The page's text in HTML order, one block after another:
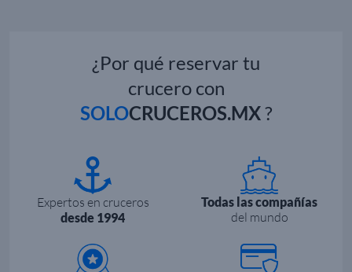
¿Por qué reservar tu
crucero con
SOLOCRUCEROS.MX?
Expertos en cruceros
desde 1994
Todas las compañías
del mundo